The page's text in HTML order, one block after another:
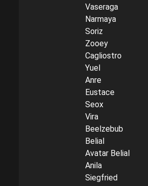
Vaseraga
Narmaya
Soriz
Zooey
Cagliostro
Yuel
Anre
Eustace
Seox
Vira
Beelzebub
Belial
Avatar Belial
Anila
Siegfried